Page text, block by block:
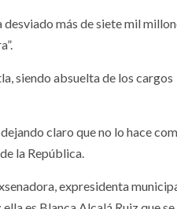
más de siete mil
siendo absuelta de los cargos
claro que no lo hace
la República.
expresidenta
la formación
nueva Cámara
vínculos con la
educación